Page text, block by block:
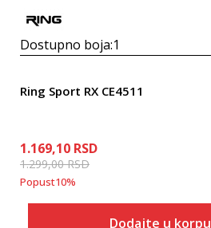
Dostupno boja:1
Ring Sport RX CE4511
1.169,10 RSD
1.299,00RSD
Popust10%
Dodajte u korpu